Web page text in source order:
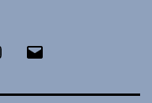
Instagram